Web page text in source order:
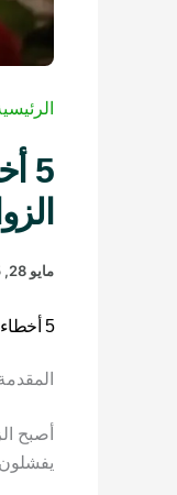
مايو 28, 2025
5 أخطاء تمنعك من الزواج عبر مواقع التعارف – تجنبها الآن! (دليلك الكامل لتحسين فرص الزواج الشرعي)
أصبح